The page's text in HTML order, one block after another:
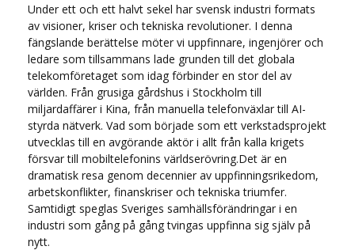
Under ett och ett halvt sekel har svensk industri formats
av visioner, kriser och tekniska revolutioner. I denna
fängslande berättelse möter vi uppfinnare, ingenjörer och
ledare som tillsammans lade grunden till det globala
telekomföretaget som idag förbinder en stor del av
världen. Från grusiga gårdshus i Stockholm till
miljardaffärer i Kina, från manuella telefonväxlar till AI-
styrda nätverk. Vad som började som ett verkstadsprojekt
utvecklas till en avgörande aktör i allt från kalla krigets
försvar till mobiltelefonins världserövring.Det är en
dramatisk resa genom decennier av uppfinningsrikedom,
arbetskonflikter, finanskriser och tekniska triumfer.
Samtidigt speglas Sveriges samhällsförändringar i en
industri som gång på gång tvingas uppfinna sig själv på
nytt.